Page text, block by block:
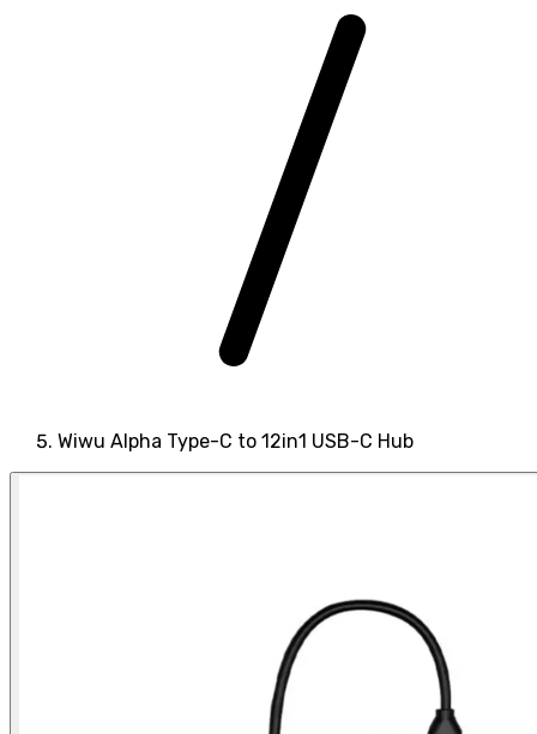
Wiwu Alpha Type-C to 12in1 USB-C Hub